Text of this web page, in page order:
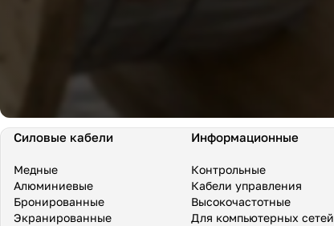
Силовые кабели
Медные
Алюминиевые
Бронированные
Экранированные
Информационные
Контрольные
Кабели управления
Высокочастотные
Для компьютерных сетей